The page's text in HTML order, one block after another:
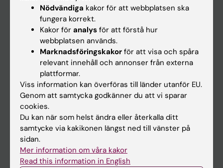
Kalender
Student
Schema
Studentmejlen
Kurs- och programwebbar
Student på KI
Medarbetare
Nödvändiga kakor för att webbplatsen ska
fungera korrekt.
Kakor för analys för att förstå hur
webbplatsen används.
Marknadsföringskakor för att visa och spåra
relevant innehåll och annonser från externa
plattformar.
Viss information kan överföras till länder utanför EU.
Genom att samtycka godkänner du att vi sparar
cookies.
Du kan när som helst ändra eller återkalla ditt
samtycke via kakikonen längst ned till vänster på
sidan.
Mer information om våra kakor
Read this information in English